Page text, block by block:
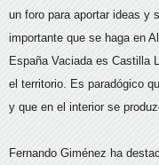
un foro para aportar ideas y
importante que se haga en
España Vaciada es Castilla
el territorio. Es paradógico
y que en el interior se
Fernando Giménez ha